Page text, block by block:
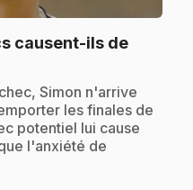
causent-ils de
Simon n'arrive
les finales de
potentiel lui cause
l'anxiété de